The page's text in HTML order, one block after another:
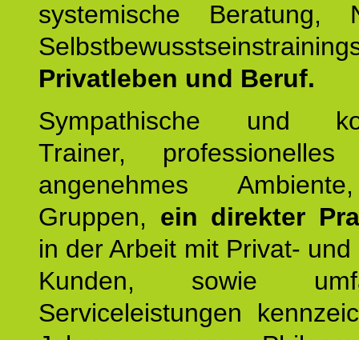
systemische Beratung,
Privatleben und Beruf.
Sympathische und
Trainer, professionelles
angenehmes
Gruppen, ein direkter
in der Arbeit mit Privat-
Kunden, sowie
Serviceleistungen